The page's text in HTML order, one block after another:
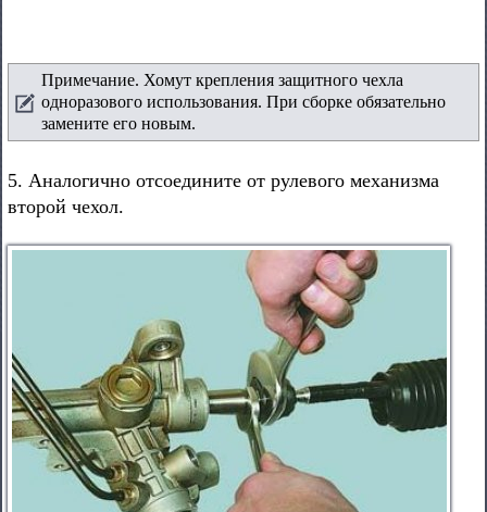
Примечание. Хомут крепления защитного чехла
одноразового использования. При сборке обязательно
замените его новым.
5. Аналогично отсоедините от рулевого механизма
второй чехол.